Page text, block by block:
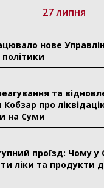
27 липня
нове
та
про
на Суми
проїзд: Чому у
ліки та продукти